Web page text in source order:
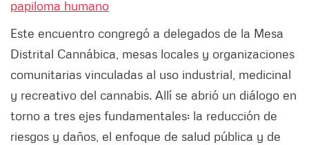
papiloma humano
Este encuentro congregó a delegados de la Mesa
Distrital Cannábica, mesas locales y organizaciones
comunitarias vinculadas al uso industrial, medicinal
y recreativo del cannabis. Allí se abrió un diálogo en
torno a tres ejes fundamentales: la reducción de
riesgos y daños, el enfoque de salud pública y de